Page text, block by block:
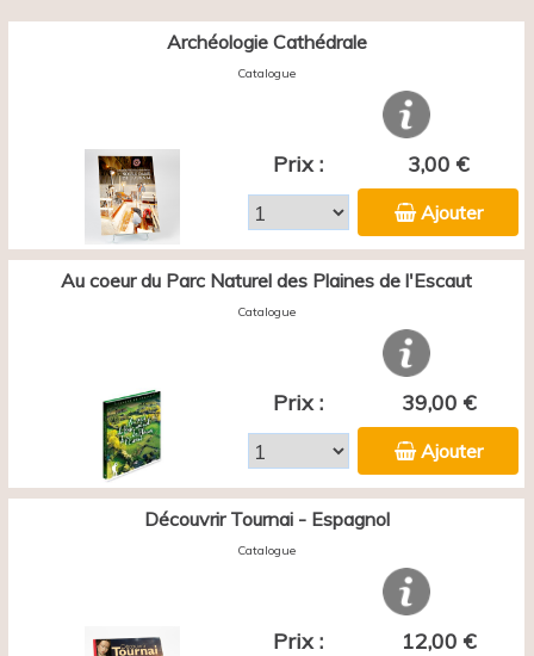
Archéologie Cathédrale
Catalogue
Prix : 3,00 €
Ajouter
Au coeur du Parc Naturel des Plaines de l'Escaut
Catalogue
Prix : 39,00 €
Ajouter
Découvrir Tournai - Espagnol
Catalogue
Prix : 12,00 €